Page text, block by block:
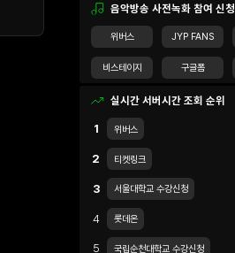
음악방송 사전녹화 참여 신청
위버스 JYP FANS
비스테이지 구글폼
실시간 서버시간 조회 순위
1 위버스
2 티켓링크
3 서울대학교 수강신청
4 롯데온
5 국립순천대학교 수강신청